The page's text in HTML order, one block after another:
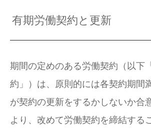
有期労働契約と更新
期間の定めのある労働契約（以下
約」）は、原則的には各契約期間
が契約の更新をするかしないか合
より、改めて労働契約を締結する